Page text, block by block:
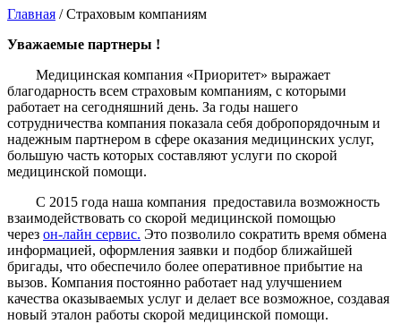
Главная /Страховым компаниям
Уважаемые партнеры !
Медицинская компания «Приоритет» выражает
благодарность всем страховым компаниям, с которыми
работает на сегодняшний день. За годы нашего
сотрудничества компания показала себя добропорядочным и
надежным партнером в сфере оказания медицинских услуг,
большую часть которых составляют услуги по скорой
медицинской помощи.
С 2015 года наша компания предоставила возможность
взаимодействовать со скорой медицинской помощью
через он-лайн сервис. Это позволило сократить время обмена
информацией, оформления заявки и подбор ближайшей
бригады, что обеспечило более оперативное прибытие на
вызов. Компания постоянно работает над улучшением
качества оказываемых услуг и делает все возможное, создавая
новый эталон работы скорой медицинской помощи.